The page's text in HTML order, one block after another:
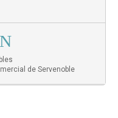
de Servenoble